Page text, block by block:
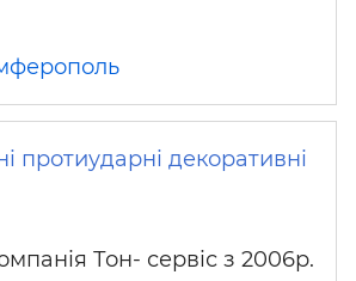
протиударні декоративні
Тон- сервіс з 2006р.